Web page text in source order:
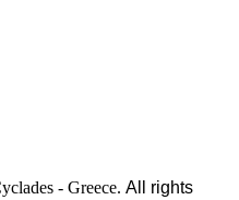
- Greece. All rights